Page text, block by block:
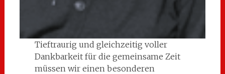
Tieftraurig und gleichzeitig voller
Dankbarkeit für die gemeinsame Zeit
müssen wir einen besonderen